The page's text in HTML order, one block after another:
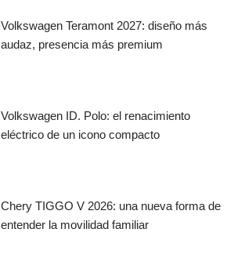
Volkswagen Teramont 2027: diseño más
audaz, presencia más premium
Volkswagen ID. Polo: el renacimiento
eléctrico de un icono compacto
Chery TIGGO V 2026: una nueva forma de
entender la movilidad familiar